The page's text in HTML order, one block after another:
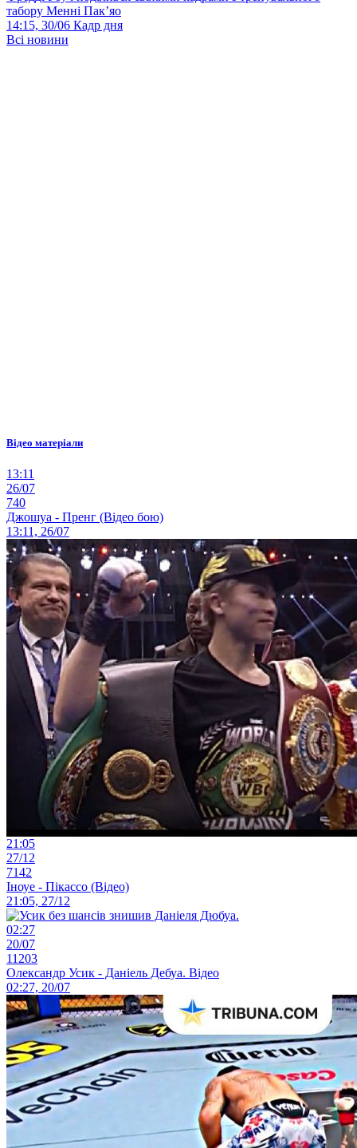
табору Менні Пак’яо
14:15, 30/06 Кадр дня
Всі новини
Відео матеріали
13:11
26/07
740
Джошуа - Пренг (Відео бою)
13:11, 26/07
21:05
27/12
7142
Іноуе - Пікассо (Відео)
21:05, 27/12
02:27
20/07
11203
Олександр Усик - Даніель Дебуа. Відео
02:27, 20/07